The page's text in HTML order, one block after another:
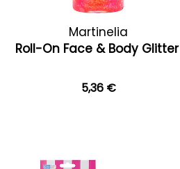
Martinelia
Roll-On Face & Body Glitter
5,36 €